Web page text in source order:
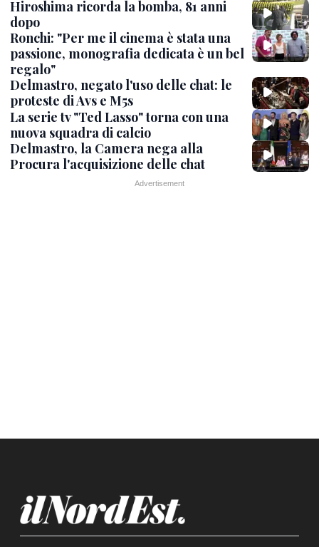
Hiroshima ricorda la bomba, 81 anni
dopo
Ronchi: "Per me il cinema è stata una
passione, monografia dedicata è un bel
regalo"
Delmastro, negato l'uso delle chat: le
proteste di Avs e M5s
La serie tv "Ted Lasso" torna con una
nuova squadra di calcio
Delmastro, la Camera nega alla
Procura l'acquisizione delle chat